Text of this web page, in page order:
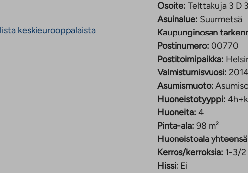
keskieurooppalaista
Osoite: Telttakuja 3 D
Asuinalue: Suurmetsä
Kaupunginosan
Postinumero: 00770
Postitoimipaikka:
Valmistumisvuosi: 2014
Asumismuoto:
Huoneistotyyppi:
Huoneita: 4
Pinta-ala: 98 m²
Huoneistoala
Kerros/kerroksia: 1-3/2
Hissi: Ei